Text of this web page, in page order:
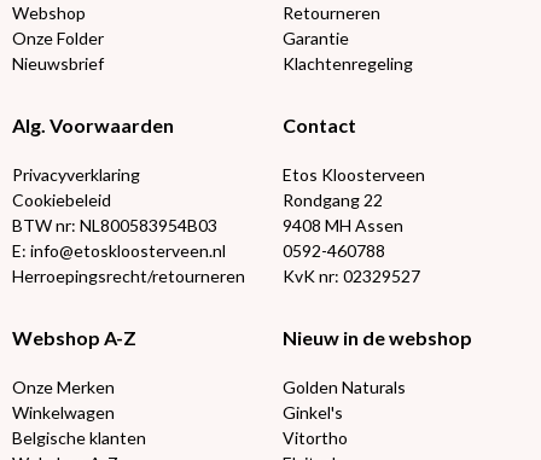
Webshop
Onze Folder
Nieuwsbrief
Retourneren
Garantie
Klachtenregeling
Alg. Voorwaarden
Privacyverklaring
Cookiebeleid
BTW nr: NL800583954B03
E: info@etoskloosterveen.nl
Herroepingsrecht/retourneren
Contact
Etos Kloosterveen
Rondgang 22
9408 MH Assen
0592-460788
KvK nr: 02329527
Webshop A-Z
Onze Merken
Winkelwagen
Belgische klanten
Nieuw in de webshop
Golden Naturals
Ginkel's
Vitortho